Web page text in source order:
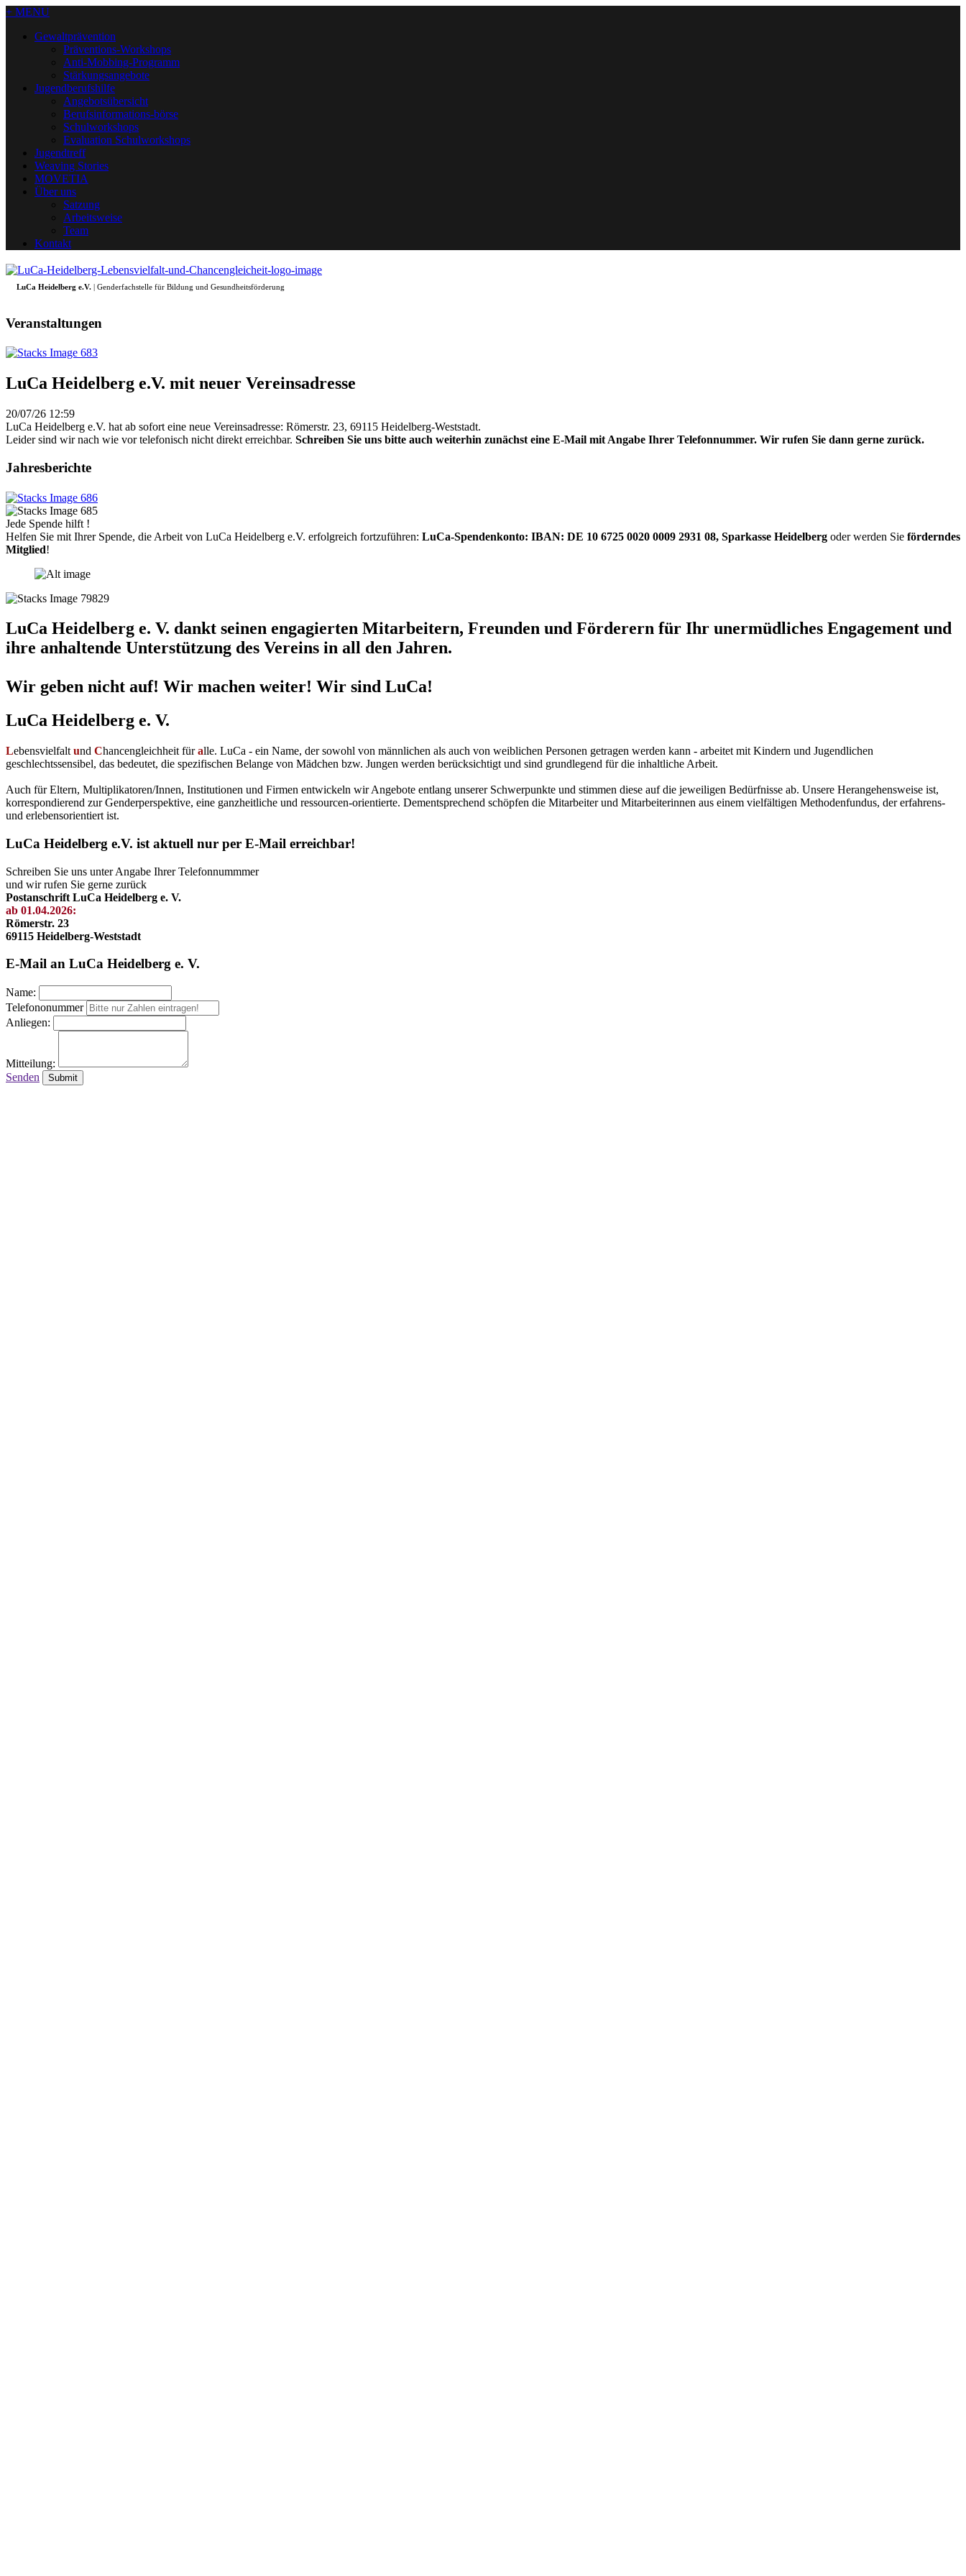
+ MENU
Gewaltprävention
Präventions-Workshops
Anti-Mobbing-Programm
Stärkungsangebote
Jugendberufshilfe
Angebotsübersicht
Berufsinformations-börse
Schulworkshops
Evaluation Schulworkshops
Jugendtreff
Weaving Stories
MOVETIA
Über uns
Satzung
Arbeitsweise
Team
Kontakt
LuCa Heidelberg e.V. | Genderfachstelle für Bildung und Gesundheitsförderung
Veranstaltungen
LuCa Heidelberg e.V. mit neuer Vereinsadresse
20/07/26 12:59
LuCa Heidelberg e.V. hat ab sofort eine neue Vereinsadresse: Römerstr. 23, 69115 Heidelberg-Weststadt.
Leider sind wir nach wie vor telefonisch nicht direkt erreichbar. Schreiben Sie uns bitte auch weiterhin zunächst eine E-Mail mit Angabe Ihrer Telefonnummer. Wir rufen Sie dann gerne zurück.
Jahresberichte
Jede Spende hilft !
Helfen Sie mit Ihrer Spende, die Arbeit von LuCa Heidelberg e.V. erfolgreich fortzuführen: LuCa-Spendenkonto: IBAN: DE 10 6725 0020 0009 2931 08, Sparkasse Heidelberg oder werden Sie förderndes
Mitglied!
LuCa Heidelberg e. V. dankt seinen engagierten Mitarbeitern, Freunden und Förderern für Ihr unermüdliches Engagement und
ihre anhaltende Unterstützung des Vereins in all den Jahren.
Wir geben nicht auf! Wir machen weiter! Wir sind LuCa!
LuCa Heidelberg e. V.
Lebensvielfalt und Chancengleichheit füralle. LuCa - ein Name, der sowohl von männlichen als auch von weiblichen Personen getragen werden kann - arbeitet mit Kindern und Jugendlichen
geschlechtssensibel, das bedeutet, die spezifischen Belange von Mädchen bzw. Jungen werden berücksichtigt und sind grundlegend für die inhaltliche Arbeit.
Auch für Eltern, Multiplikatoren/Innen, Institutionen und Firmen entwickeln wir Angebote entlang unserer Schwerpunkte und stimmen diese auf die jeweiligen Bedürfnisse ab. Unsere Herangehensweise ist,
korrespondierend zur Genderperspektive, eine ganzheitliche und ressourcen-orientierte. Dementsprechend schöpfen die Mitarbeiter und Mitarbeiterinnen aus einem vielfältigen Methodenfundus, der erfahrens-
und erlebensorientiert ist.
LuCa Heidelberg e.V. ist aktuell nur per E-Mail erreichbar!
Schreiben Sie uns unter Angabe Ihrer Telefonnummmer
und wir rufen Sie gerne zurück
Postanschrift LuCa Heidelberg e. V.
ab 01.04.2026:
Römerstr. 23
69115 Heidelberg-Weststadt
E-Mail an LuCa Heidelberg e. V.
Name:
Telefononummer
Anliegen:
Mitteilung:
Senden